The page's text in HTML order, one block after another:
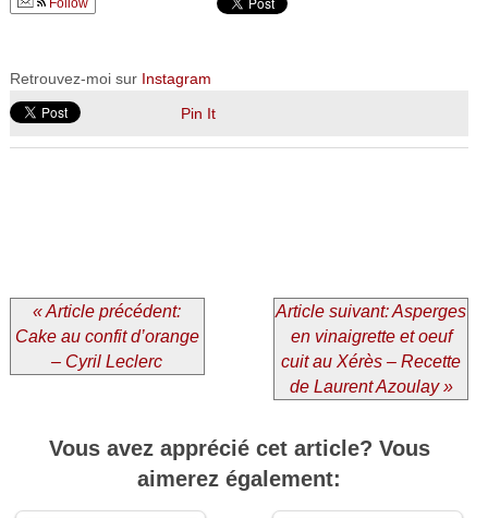
Retrouvez-moi sur Instagram
Pin It
« Article précédent:
Cake au confit d’orange
– Cyril Leclerc
Article suivant: Asperges
en vinaigrette et oeuf
cuit au Xérès – Recette
de Laurent Azoulay »
Vous avez apprécié cet article? Vous
aimerez également: